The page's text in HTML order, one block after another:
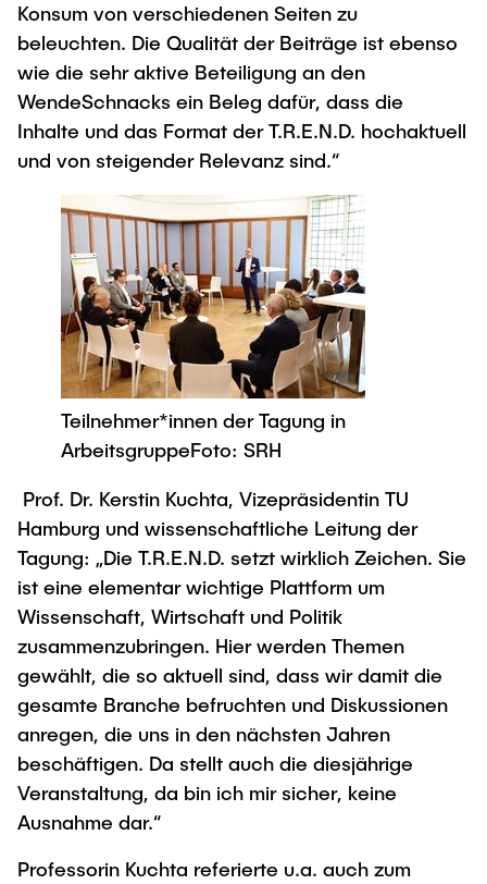
Konsum von verschiedenen Seiten zu
beleuchten. Die Qualität der Beiträge ist ebenso
wie die sehr aktive Beteiligung an den
WendeSchnacks ein Beleg dafür, dass die
Inhalte und das Format der T.R.E.N.D. hochaktuell
und von steigender Relevanz sind.“
Teilnehmer*innen der Tagung in
ArbeitsgruppeFoto: SRH
Prof. Dr. Kerstin Kuchta, Vizepräsidentin TU
Hamburg und wissenschaftliche Leitung der
Tagung: „Die T.R.E.N.D. setzt wirklich Zeichen. Sie
ist eine elementar wichtige Plattform um
Wissenschaft, Wirtschaft und Politik
zusammenzubringen. Hier werden Themen
gewählt, die so aktuell sind, dass wir damit die
gesamte Branche befruchten und Diskussionen
anregen, die uns in den nächsten Jahren
beschäftigen. Da stellt auch die diesjährige
Veranstaltung, da bin ich mir sicher, keine
Ausnahme dar.“
Professorin Kuchta referierte u.a. auch zum